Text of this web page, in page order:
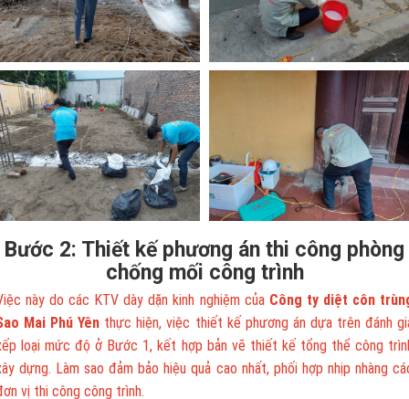
Bước 2: Thiết kế phương án thi công phòng
chống mối công trình
này do các KTV dày dặn kinh nghiệm của Công ty diệt côn
Mai Phú Yên thực hiện, việc thiết kế phương án dựa trên đánh
loại mức độ ở Bước 1, kết hợp bản vẽ thiết kế tổng thể công
dựng. Làm sao đảm bảo hiệu quả cao nhất, phối hợp nhịp nhàng
vị thi công công trình.